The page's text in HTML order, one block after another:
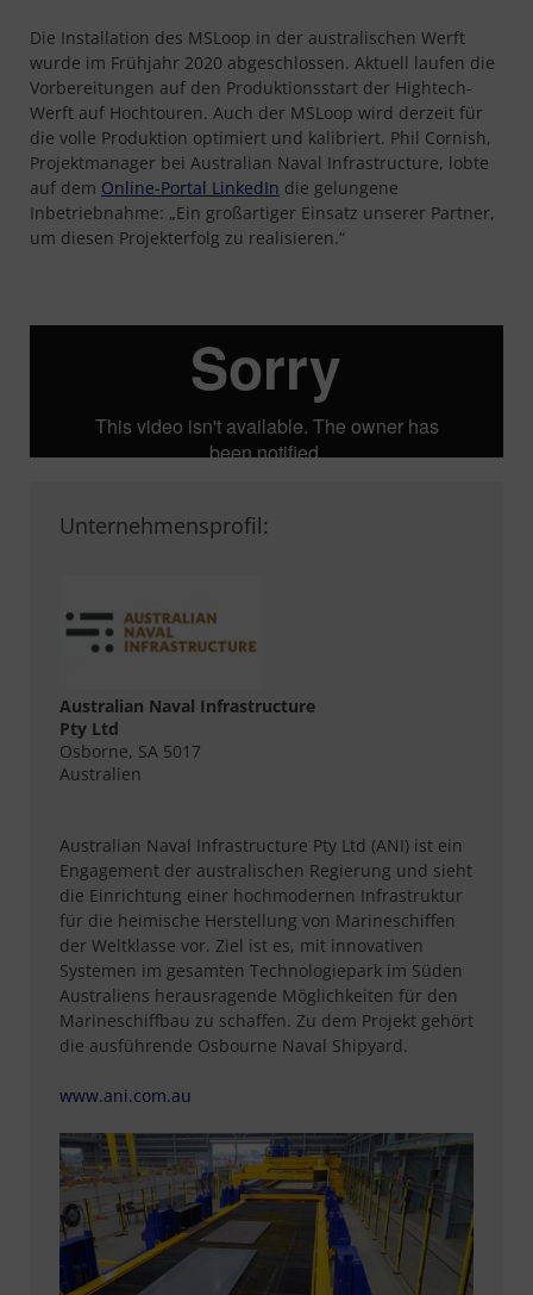
Unternehmensprofil:
Australian Naval Infrastructure
Pty Ltd
Osborne, SA 5017
Australien
Australian Naval Infrastructure Pty Ltd (ANI) ist ein
Engagement der australischen Regierung und sieht
die Einrichtung einer hochmodernen Infrastruktur
für die heimische Herstellung von Marineschiffen
der Weltklasse vor. Ziel ist es, mit innovativen
Systemen im gesamten Technologiepark im Süden
Australiens herausragende Möglichkeiten für den
Marineschiffbau zu schaffen. Zu dem Projekt gehört
die ausführende Osbourne Naval Shipyard.
www.ani.com.au
Die Installation des MSLoop in der australischen Werft
wurde im Frühjahr 2020 abgeschlossen. Aktuell laufen die
Vorbereitungen auf den Produktionsstart der Hightech-
Werft auf Hochtouren. Auch der MSLoop wird derzeit für
die volle Produktion optimiert und kalibriert. Phil Cornish,
Projektmanager bei Australian Naval Infrastructure, lobte
auf dem Online-Portal LinkedIn die gelungene
Inbetriebnahme: „Ein großartiger Einsatz unserer Partner,
um diesen Projekterfolg zu realisieren.“